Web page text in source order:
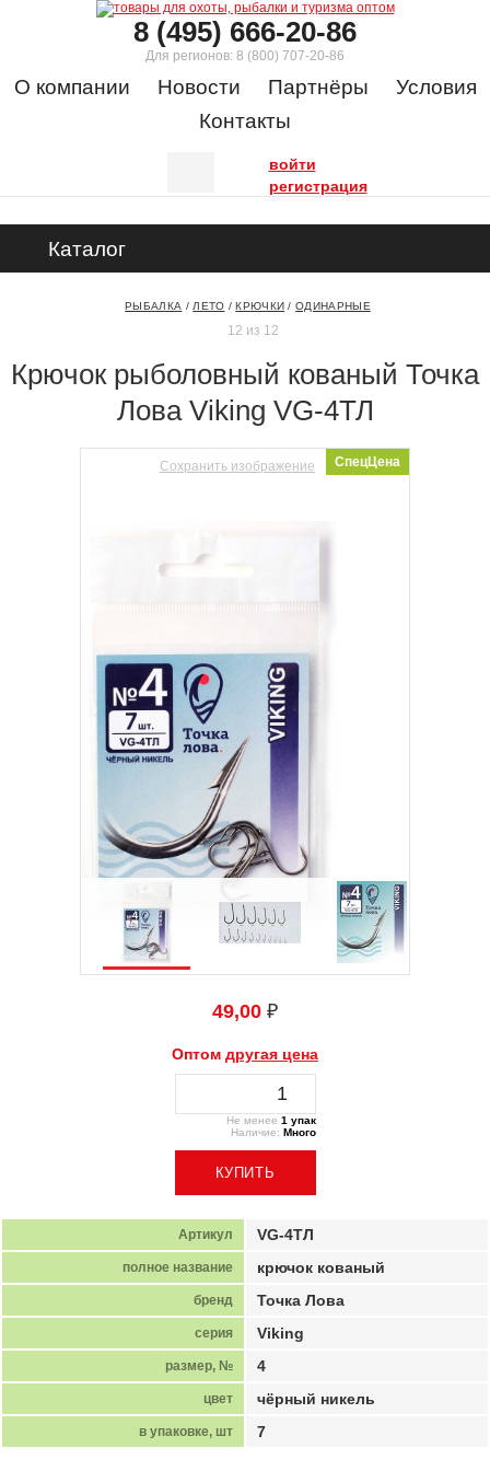
8 (495) 666-20-86
Для регионов: 8 (800) 707-20-86
О компании Новости Партнёры
Условия
Контакты
войти
регистрация
Каталог
РЫБАЛКА / ЛЕТО / КРЮЧКИ / ОДИНАРНЫЕ
12 из 12
Крючок рыболовный кованый Точка
Лова Viking VG-4ТЛ
Сохранить изображение СпецЦена
49,00 ₽
Оптом другая цена
Не менее 1 упак
Наличие: Много
Артикул VG-4ТЛ
полное название крючок кованый
бренд Точка Лова
серия Viking
размер, № 4
цвет чёрный никель
в упаковке, шт 7